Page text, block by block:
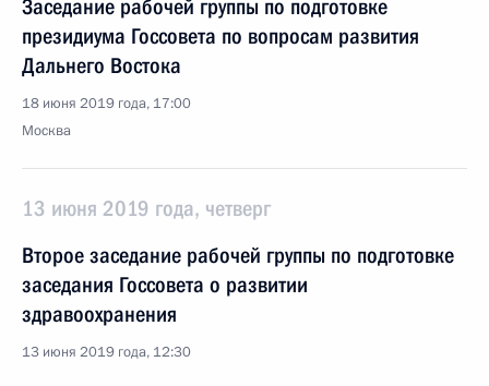
Заседание рабочей группы по подготовке
президиума Госсовета по вопросам развития
Дальнего Востока
18 июня 2019 года, 17:00
Москва
13 июня 2019 года, четверг
Второе заседание рабочей группы по подготовке
заседания Госсовета о развитии
здравоохранения
13 июня 2019 года, 12:30